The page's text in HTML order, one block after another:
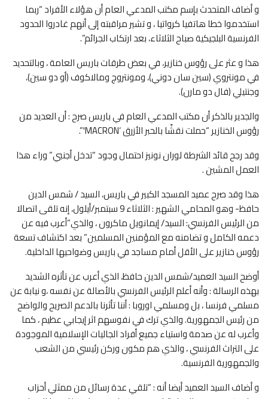
و أضاف المتحدث بإسم مكتب المدعي العام أن هؤلاء الأفراد “ربما
استخدموا خطا هاتفيا كرواتيا ، و تشير مراقبته إلى أنهم غادروا الحدود
الفرنسية البلجيكية صباح الثلاثاء، بعد ارتكاب الجرائم”.
هذا و عثر على رؤوس خنازير، في بعض طرقات باريس العامة ، وبالتحديد
في مونتروي (سين سان دوني)، ومونتروج ومالاكوف (أو دو سين)،
وجنتيلي (فال دو مارن).
والجدير بالذكر أن مكتب المدعي العام في باريس صرح : أن العديد من
رؤوس الخنازير “حملت نقشًا بالحبر الأزرق ‘MACRON'”.
وقد رجح قائد الشرطة لوران نونيز احتمال وجود “تدخل أجنبي” وراء هذا
العمل المشين .
هذا وقد صرح عميد المسجد الكبير في باريس، السيد / شمس الدين
حافظ- وهو المحامي الشهير : الثلاثاء 9 سبتمبر/أيلول، إنه تلقى اتصالا
من الرئيس الفرنسي: السيد/ إيمانويل ماكرون ، والذي”أعرب فيه عن
دعمه الكامل و تضامنه مع المؤمنين المسلمين” بعد اكتشاف تسعة
رؤوس خنازير على الأقل أمام مساجد في باريس وضواحيها الداخلية.
أوضح السيد العميد/شمس الدين حافظ، الذي أعرب عن تأثره الشديد
بهذه الرسالة : وأنه أعلم الرئيس الفرنسي بالأصالة عن نفسه ،و نيابة عن
مسلمي فرنسا ، بل ومسلمي اوروبا : أننا تأثرنا بالدعم الصريح والواضح
من رئيس الجمهورية. والذي ترك في نفوسهم اثر إيجابي عظيم ، كما
وأعرب له عن صدمة واستياء جميع أفراد الجاليات الإسلامية الموجودة
على التراث الفرنسي ، والذي هم مكون وركن رئيسي من الشعب
والجمهورية الفرنسية.
و أضاف السيد العميد أيضا أنه : “تلقي عدة رسائل من ممثلي أحزاب